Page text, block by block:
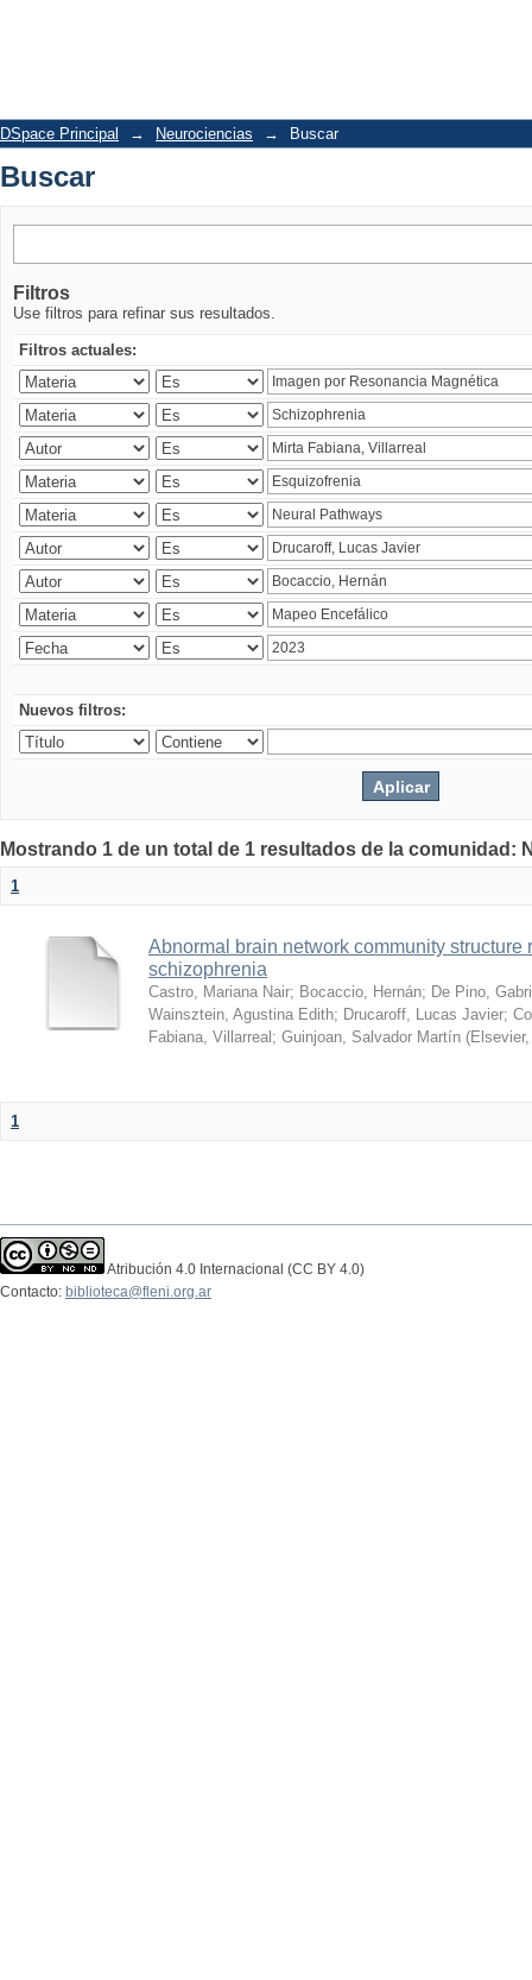
DSpace Principal → Neurociencias → Buscar
Buscar
Filtros
Use filtros para refinar sus resultados.
Filtros actuales:
Nuevos filtros:
Mostrando 1 de un total de 1 resultados de la comunidad:
1
Abnormal brain network community
schizophrenia
Castro, Mariana Nair; Bocaccio, Hernán; De Pino,
Wainsztein, Agustina Edith; Drucaroff, Lucas Javier;
Fabiana, Villarreal ; Guinjoan, Salvador Martín (Elsevier
1
Atribución 4.0 Internacional (CC BY 4.0)
Contacto: biblioteca@fleni.org.ar